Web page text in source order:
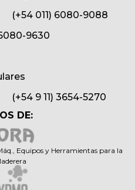
(+54 011) 6080-9088
9630
(+54 9 11) 3654-5270
DE:
Equipos y Herramientas para la